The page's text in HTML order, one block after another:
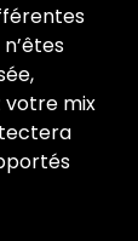
votre mix